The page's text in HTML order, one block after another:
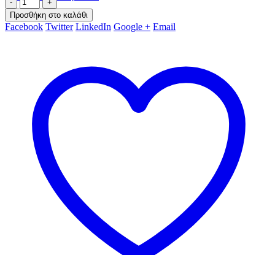
-
+
Προσθήκη στο καλάθι
Facebook Twitter LinkedIn Google + Email